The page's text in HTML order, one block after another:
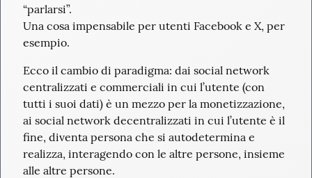
“parlarsi”.
Una cosa impensabile per utenti Facebook e X, per
esempio.
Ecco il cambio di paradigma: dai social network
centralizzati e commerciali in cui l’utente (con
tutti i suoi dati) è un mezzo per la monetizzazione,
ai social network decentralizzati in cui l’utente è il
fine, diventa persona che si autodetermina e
realizza, interagendo con le altre persone, insieme
alle altre persone.